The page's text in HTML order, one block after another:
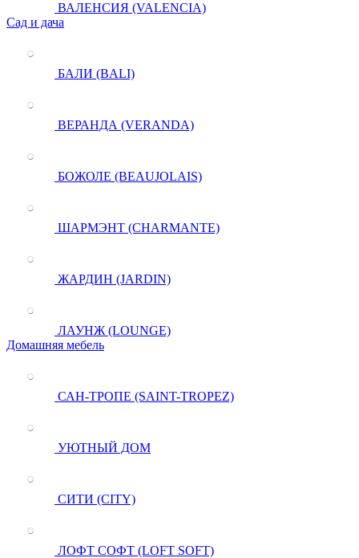
ВАЛЕНСИЯ (VALENCIA)
Сад и дача
БАЛИ (BALI)
ВЕРАНДА (VERANDA)
БОЖОЛЕ (BEAUJOLAIS)
ШАРМЭНТ (CHARMANTE)
ЖАРДИН (JARDIN)
ЛАУНЖ (LOUNGE)
Домашняя мебель
САН-ТРОПЕ (SAINT-TROPEZ)
УЮТНЫЙ ДОМ
СИТИ (CITY)
ЛОФТ СОФТ (LOFT SOFT)